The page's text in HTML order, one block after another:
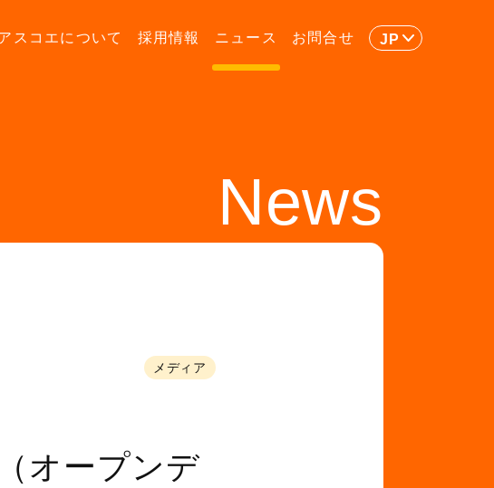
スコエについて 採用情報 ニュース お問合せ JP
News
メディア
オープンデ